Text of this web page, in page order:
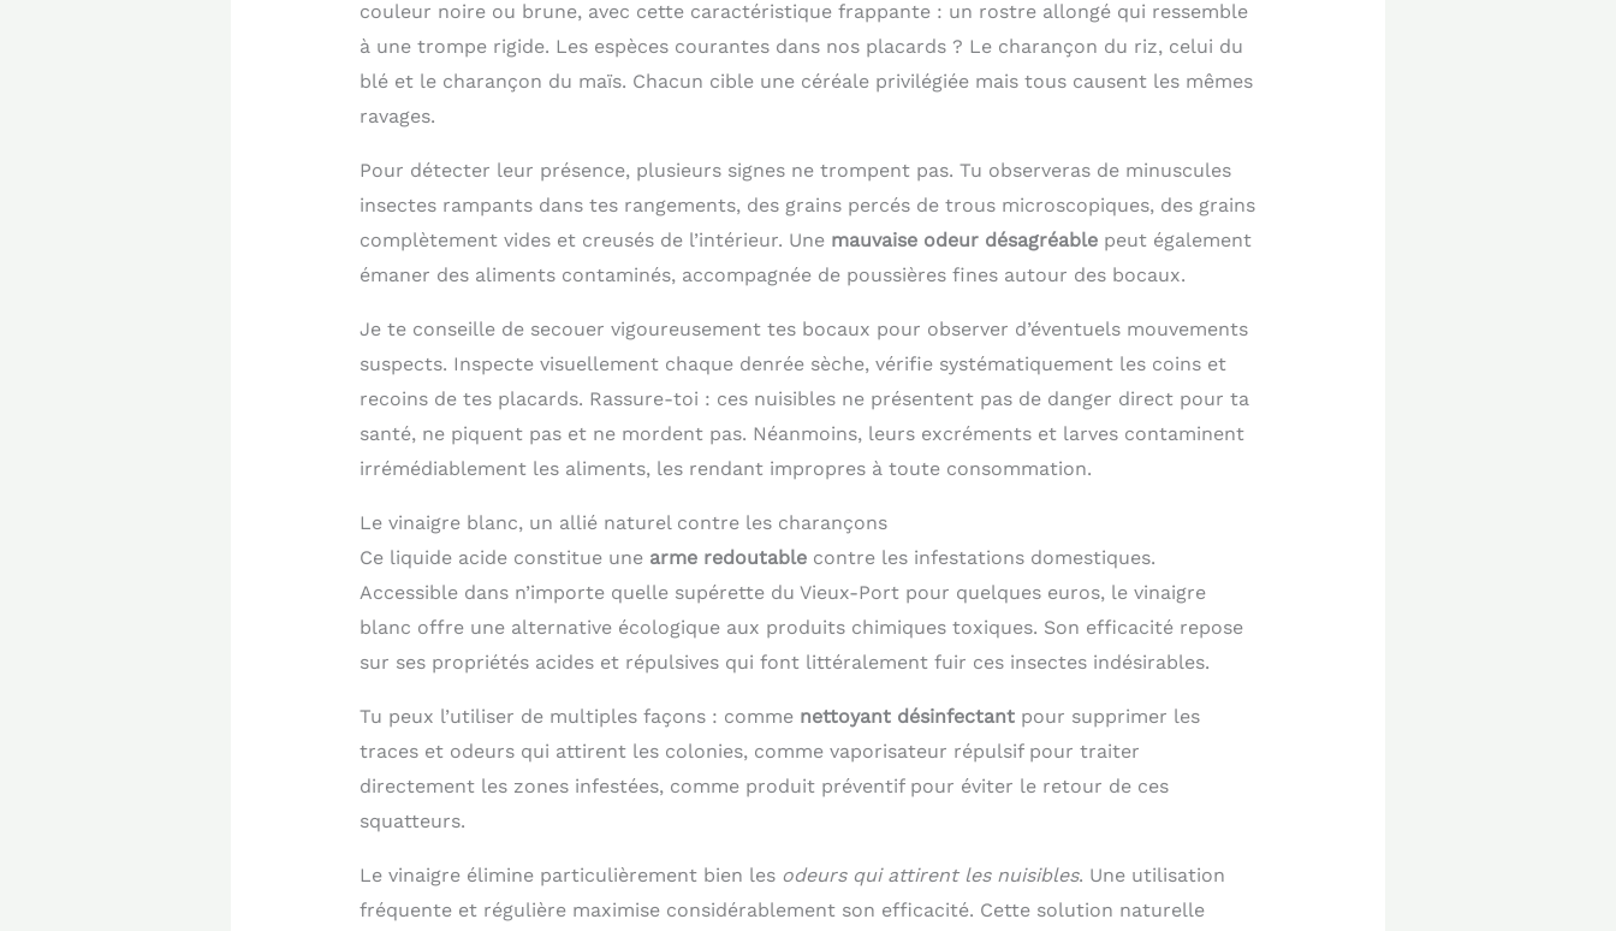
couleur noire ou brune, avec cette caractéristique frappante : un rostre allongé qui ressemble
à une trompe rigide. Les espèces courantes dans nos placards ? Le charançon du riz, celui du
blé et le charançon du maïs. Chacun cible une céréale privilégiée mais tous causent les mêmes
ravages.
Pour détecter leur présence, plusieurs signes ne trompent pas. Tu observeras de minuscules
insectes rampants dans tes rangements, des grains percés de trous microscopiques, des grains
complètement vides et creusés de l’intérieur. Une mauvaise odeur désagréablepeut également
émaner des aliments contaminés, accompagnée de poussières fines autour des bocaux.
Je te conseille de secouer vigoureusement tes bocaux pour observer d’éventuels mouvements
suspects. Inspecte visuellement chaque denrée sèche, vérifie systématiquement les coins et
recoins de tes placards. Rassure-toi : ces nuisibles ne présentent pas de danger direct pour ta
santé, ne piquent pas et ne mordent pas. Néanmoins, leurs excréments et larves contaminent
irrémédiablement les aliments, les rendant impropres à toute consommation.
Le vinaigre blanc, un allié naturel contre les charançons
Ce liquide acide constitue une arme redoutablecontre les infestations domestiques.
Accessible dans n’importe quelle supérette du Vieux-Port pour quelques euros, le vinaigre
blanc offre une alternative écologique aux produits chimiques toxiques. Son efficacité repose
sur ses propriétés acides et répulsives qui font littéralement fuir ces insectes indésirables.
Tu peux l’utiliser de multiples façons : comme nettoyant désinfectantpour supprimer les
traces et odeurs qui attirent les colonies, comme vaporisateur répulsif pour traiter
directement les zones infestées, comme produit préventif pour éviter le retour de ces
squatteurs.
Le vinaigre élimine particulièrement bien les odeurs qui attirent les nuisibles. Une utilisation
fréquente et régulière maximise considérablement son efficacité. Cette solution naturelle